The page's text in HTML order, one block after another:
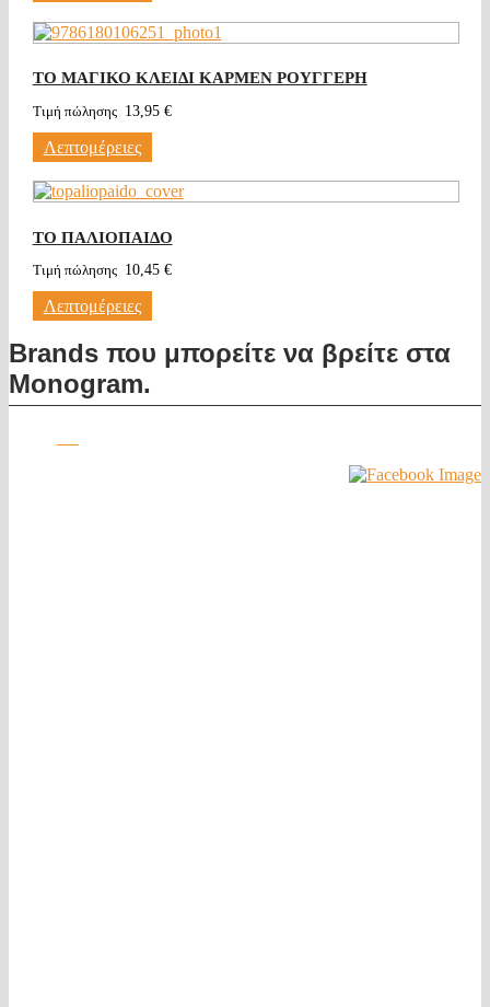
ΤΟ ΜΑΓΙΚΟ ΚΛΕΙΔΙ ΚΑΡΜΕΝ ΡΟΥΓΓΕΡΗ
Τιμή πώλησης 13,95 €
Λεπτομέρειες
ΤΟ ΠΑΛΙΟΠΑΙΔΟ
Τιμή πώλησης 10,45 €
Λεπτομέρειες
Brands που μπορείτε να βρείτε στα
Monogram.